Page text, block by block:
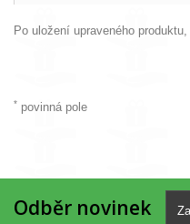
Po uložení upraveného
* povinná pole
Odběr novinek